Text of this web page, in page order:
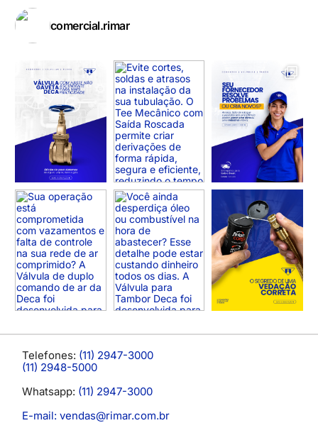
comercial.rimar
Telefones: (11) 2947-3000
(11) 2948-5000
Whatsapp: (11) 2947-3000
E-mail: vendas@rimar.com.br